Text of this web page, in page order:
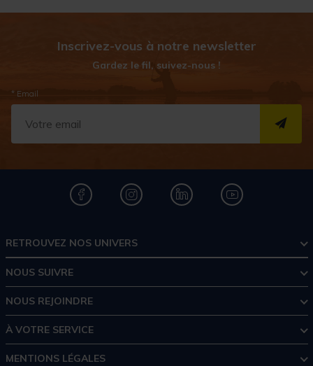
Inscrivez-vous à notre newsletter
Gardez le fil, suivez-nous !
* Email
RETROUVEZ NOS UNIVERS
NOUS SUIVRE
NOUS REJOINDRE
À VOTRE SERVICE
MENTIONS LÉGALES